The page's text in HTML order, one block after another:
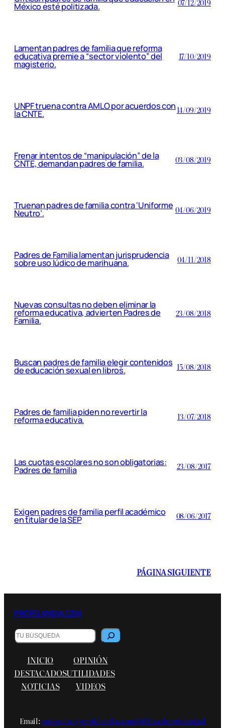
México esté politizada. 07/12/2019
Lamentan padres de familia que reforma
educativa premie a “sector violento” del
magisterio.
17/10/2019
UNPF truena contra AMLO por acuerdos con
la CNTE. 14/09/2019
Frenar intentos de “manipulación” de la
CNTE, demandan padres de familia. 03/08/2019
Truenan padres de familia contra ‘Uniforme
Neutro’. 04/06/2019
Padres de Familia lamentan jurisprudencia
sobre uso lúdico de marihuana. 04/11/2018
Nuevas consultas no deben eliminar la
reforma educativa, advierten Padres de
Familia.
23/08/2018
Buscan padres de familia elegir contenidos
de educación sexual en libros. 15/08/2018
Padres de familia piden no revertir la
reforma educativa. 13/07/2018
Las cuotas escolares no son obligatorias:
Padres de familia 23/08/2017
Exigen padres de familia perfil académico
en titular de la SEP 08/06/2017
PÁGINA SIGUIENTE
PROFELANDIA.COM
Buscar
INICIO
DESTACADOS
NOTICIAS
OPINIÓN
UTILIDADES
VIDEOS
Email:redaccion@profelandia.comPolítica de privacidad